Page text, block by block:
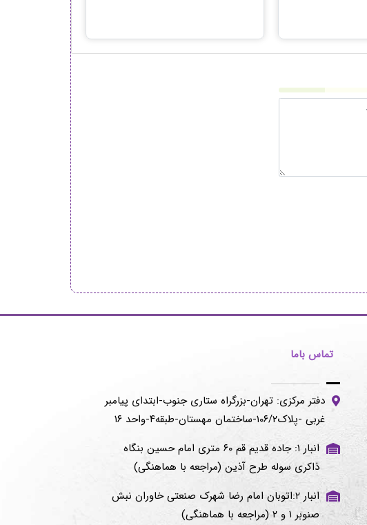
تماس باما
دفتر مرکزی: تهران-بزرگراه ستاری جنوب-ابتدای پیامبر
غربی -پلاک۱۰۶/۲-ساختمان مهستان-طبقه۴-واحد ۱۶
انبار ۱: جاده قدیم قم ۶۰ متری امام حسین بنگاه
ذاکری سوله طرح آذین (مراجعه با هماهنگی)
انبار ۲:اتوبان امام رضا شهرک صنعتی خاوران نبش
صنوبر ۱ و ۲ (مراجعه با هماهنگی)